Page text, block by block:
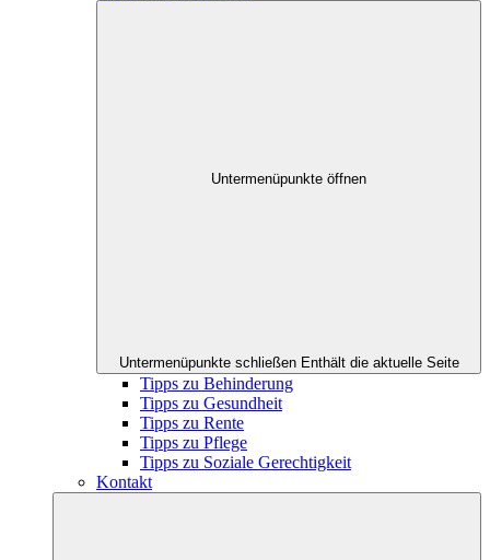
Untermenüpunkte öffnen
Untermenüpunkte schließen Enthält die aktuelle Seite
Tipps zu Behinderung
Tipps zu Gesundheit
Tipps zu Rente
Tipps zu Pflege
Tipps zu Soziale Gerechtigkeit
Kontakt